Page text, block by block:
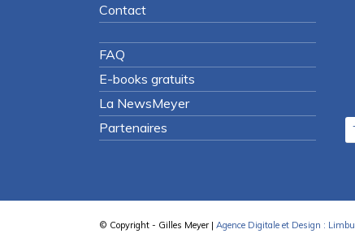
Contact
FAQ
E-books gratuits
La NewsMeyer
Partenaires
© Copyright - Gilles Meyer | Agence Digitale et Design :